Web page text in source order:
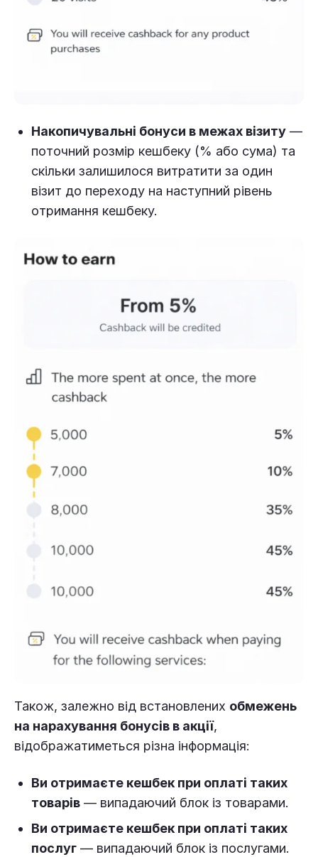
Накопичувальні бонуси в межах візиту —
поточний розмір кешбеку (% або сума) та
скільки залишилося витратити за один
візит до переходу на наступний рівень
отримання кешбеку.
Також, залежно від встановлених обмежень
на нарахування бонусів в акції,
відображатиметься різна інформація:
Ви отримаєте кешбек при оплаті таких
товарів — випадаючий блок із товарами.
Ви отримаєте кешбек при оплаті таких
послуг — випадаючий блок із послугами.